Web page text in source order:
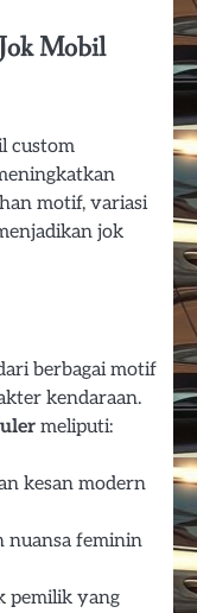
Mobil
custom
motif, variasi
jok
berbagai motif
kendaraan.
meliputi:
kesan modern
nuansa feminin
pemilik yang